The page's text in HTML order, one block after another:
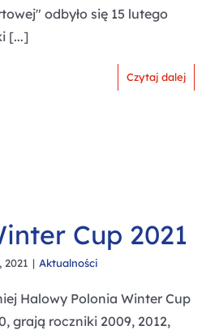
odbyło się 15 lutego
[...]
Czytaj dalej
Cup 2021
2021 | Aktualności
Halowy Polonia Winter Cup
grają roczniki 2009, 2012,